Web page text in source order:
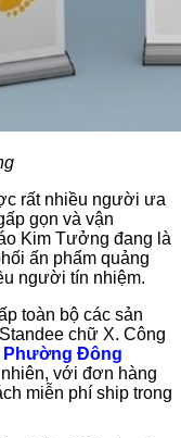
rất nhiều người ưa
gọn và vận
Kim Tưởng đang là
ấn phẩm quảng
người tín nhiệm.
toàn bộ các sản
chữ X. Công
Phường Đông
nhiên, với đơn hàng
miễn phí ship trong